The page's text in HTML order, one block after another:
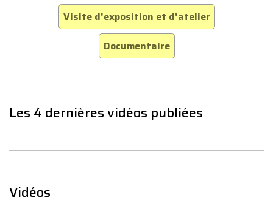
Visite d'exposition et d'atelier
Documentaire
Les 4 dernières vidéos publiées
Vidéos